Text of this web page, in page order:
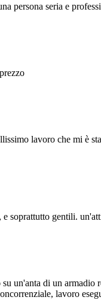
persona seria e
lavoro che mi è
soprattutto gentili.
un'anta di un
lavoro